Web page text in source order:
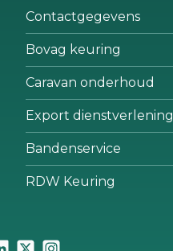
Contactgegevens
Bovag keuring
Caravan onderhoud
Export dienstverlening
Bandenservice
RDW Keuring